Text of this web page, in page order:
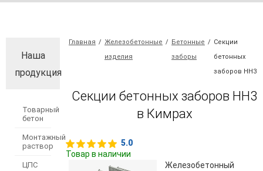
Наша
продукция
Товарный
бетон
Монтажный
раствор
ЦПС
Главная / Железобетонные
изделия
/ Бетонные
заборы
/ Секции
бетонных
заборов НН3
Секции бетонных заборов НН3
в Кимрах
5.0
Товар в наличии
Железобетонный